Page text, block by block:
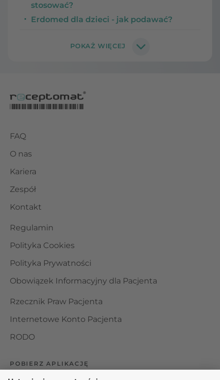
stosować?
Erdomed dla dzieci - jak podawać?
FAQ
O nas
Kariera
Zespół
Kontakt
Regulamin
Polityka Cookies
Polityka Prywatności
Obowiązek Informacyjny dla Pacjenta
Rzecznik Praw Pacjenta
Internetowe Konto Pacjenta
RODO
POBIERZ APLIKACJĘ